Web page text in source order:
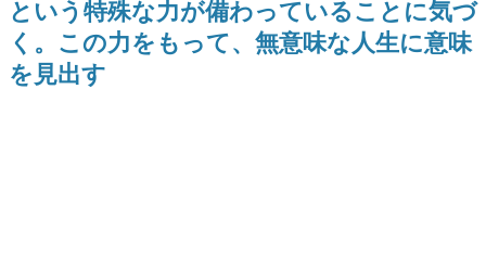
ルを網羅するほか、開発者へのインタビューや識者による
解説を掲載。約20年の歴史が一望できる決定版！
という特殊な力が備わっていることに気づ
く。この力をもって、無意味な人生に意味
を見出す